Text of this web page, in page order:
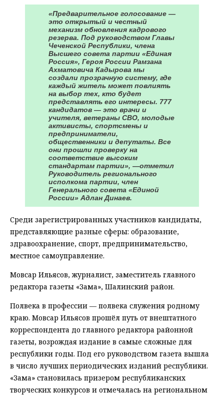
«Предварительное голосование —
это открытый и честный
механизм обновления кадрового
резерва. Под руководством Главы
Чеченской Республики, члена
Высшего совета партии «Единая
Россия», Героя России Рамзана
Ахматовича Кадырова мы
создали прозрачную систему, где
каждый житель может повлиять
на выбор тех, кто будет
представлять его интересы. 777
кандидатов — это врачи и
учителя, ветераны СВО, молодые
активисты, спортсмены и
предприниматели,
общественники и депутаты. Все
они прошли проверку на
соответствие высоким
стандартам партии», —отметил
Руководитель регионального
исполкома партии, член
Генерального совета «Единой
России» Адлан Динаев.
Среди зарегистрированных участников кандидаты,
представляющие разные сферы: образование,
здравоохранение, спорт, предпринимательство,
местное самоуправление.
Мовсар Ильясов, журналист, заместитель главного
редактора газеты «Зама», Шалинский район.
Полвека в профессии — полвека служения родному
краю. Мовсар Ильясов прошёл путь от внештатного
корреспондента до главного редактора районной
газеты, возрождая издание в самые сложные для
республики годы. Под его руководством газета вышла
в число лучших периодических изданий республики.
«Зама» становилась призером республиканских
творческих конкурсов и отмечалась на региональном